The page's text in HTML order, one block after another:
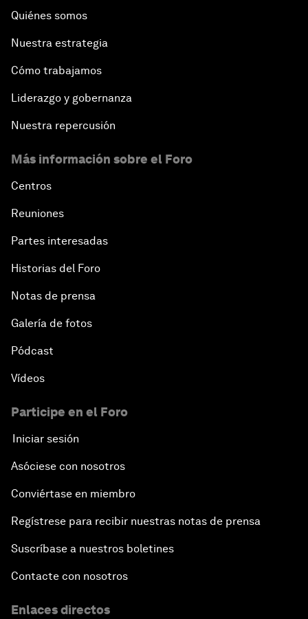
Quiénes somos
Nuestra estrategia
Cómo trabajamos
Liderazgo y gobernanza
Nuestra repercusión
Más información sobre el Foro
Centros
Reuniones
Partes interesadas
Historias del Foro
Notas de prensa
Galería de fotos
Pódcast
Vídeos
Participe en el Foro
Iniciar sesión
Asóciese con nosotros
Conviértase en miembro
Regístrese para recibir nuestras notas de prensa
Suscríbase a nuestros boletines
Contacte con nosotros
Enlaces directos